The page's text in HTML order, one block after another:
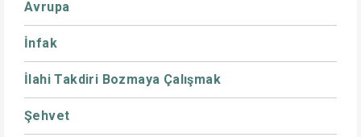
Avrupa
İnfak
İlahi Takdiri Bozmaya Çalışmak
Şehvet